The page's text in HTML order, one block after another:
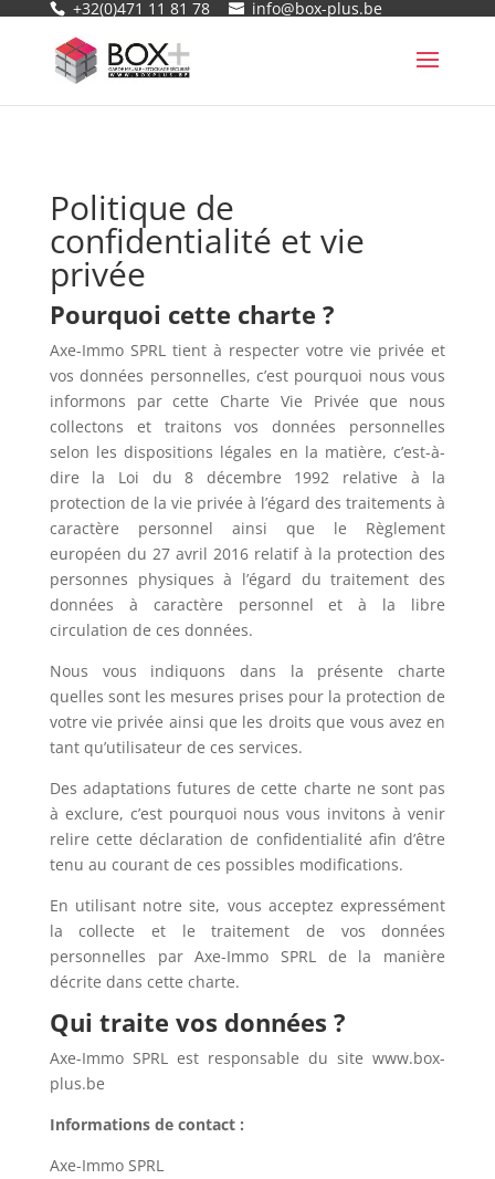
+32(0)471 11 81 78 info@box-plus.be
Politique de
confidentialité et vie
privée
Pourquoi cette charte ?
Axe-Immo SPRL tient à respecter votre vie privée et
vos données personnelles, c’est pourquoi nous vous
informons par cette Charte Vie Privée que nous
collectons et traitons vos données personnelles
selon les dispositions légales en la matière, c’est-à-
dire la Loi du 8 décembre 1992 relative à la
protection de la vie privée à l’égard des traitements à
caractère personnel ainsi que le Règlement
européen du 27 avril 2016 relatif à la protection des
personnes physiques à l’égard du traitement des
données à caractère personnel et à la libre
circulation de ces données.
Nous vous indiquons dans la présente charte
quelles sont les mesures prises pour la protection de
votre vie privée ainsi que les droits que vous avez en
tant qu’utilisateur de ces services.
Des adaptations futures de cette charte ne sont pas
à exclure, c’est pourquoi nous vous invitons à venir
relire cette déclaration de confidentialité afin d’être
tenu au courant de ces possibles modifications.
En utilisant notre site, vous acceptez expressément
la collecte et le traitement de vos données
personnelles par Axe-Immo SPRL de la manière
décrite dans cette charte.
Qui traite vos données ?
Axe-Immo SPRL est responsable du site www.box-
plus.be
Informations de contact :
Axe-Immo SPRL